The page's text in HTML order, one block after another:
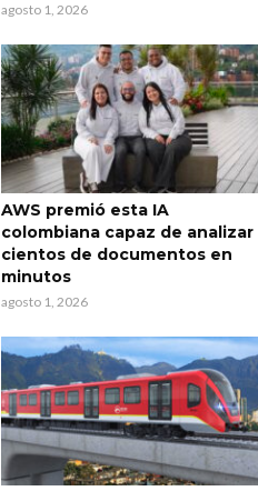
agosto 1, 2026
AWS premió esta IA
colombiana capaz de analizar
cientos de documentos en
minutos
agosto 1, 2026